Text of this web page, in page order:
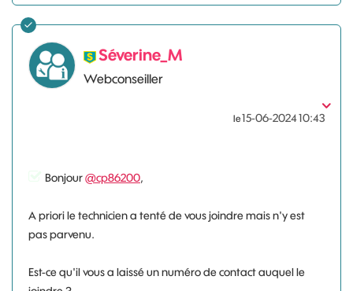
Séverine_M
Webconseiller
le‎15-06-202410:43
Bonjour@cp86200,
A priori le technicien a tenté de vous joindre mais n'y est
pas parvenu.
Est-ce qu'il vous a laissé un numéro de contact auquel le